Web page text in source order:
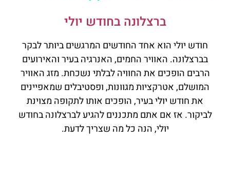
ברצלונה בחודש יולי
חודש יולי הוא אחד החודשים המרגשים ביותר לבקר
בברצלונה. האוויר החמים, האנרגיה בעיר והאירועים
הרבים הופכים את החוויה לבלתי נשכחת. מזג האוויר
המושלם, אטרקציות מגוונות, ופסטיבלים שמאפיינים
את חודש יולי בעיר, הופכים אותו לתקופה מצוינת
לביקור. אז אם אתם מתכננים להגיע לברצלונה בחודש
יולי, הנה כל מה שצריך לדעת.